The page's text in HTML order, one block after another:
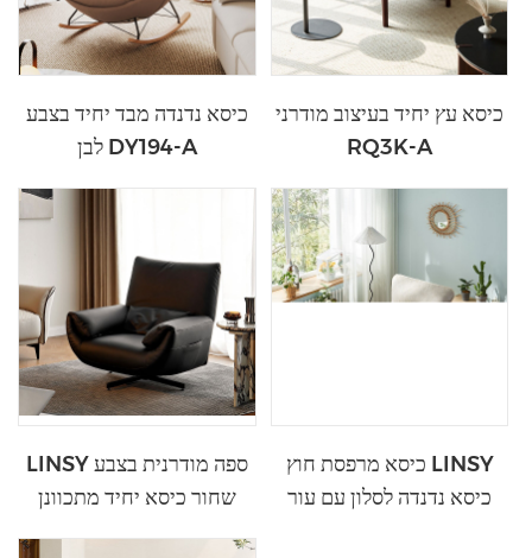
כיסא נדנדה מבד יחיד בצבע
לבן DY194-A
כיסא עץ יחיד בעיצוב מודרני
RQ3K-A
LINSY ספה מודרנית בצבע
שחור כיסא יחיד מתכוונן
כיסא מרפסת חוץ LINSY
כיסא נדנדה לסלון עם עור